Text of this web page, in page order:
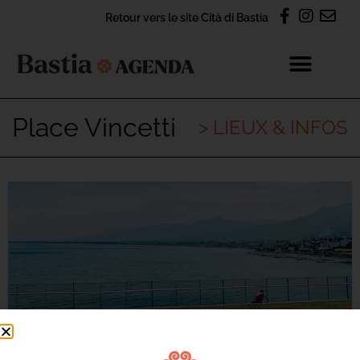
Retour vers le site Cità di Bastia
Place Vincetti > LIEUX & INFOS